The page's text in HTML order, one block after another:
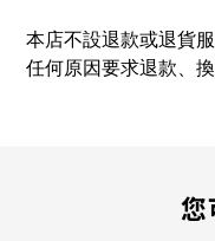
本店不設退款或退貨
任何原因要求退款、